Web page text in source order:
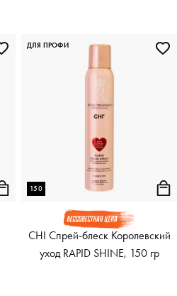
150
CHI Спрей-блеск Королевский
уход RAPID SHINE, 150 гр
ДЛЯ ПРОФИ